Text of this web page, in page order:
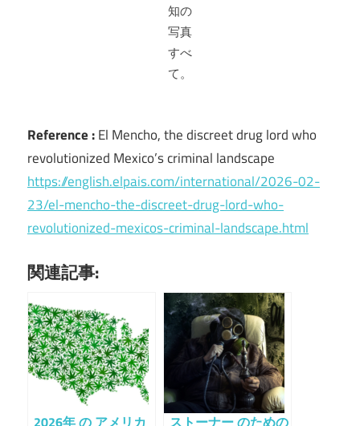
知の
写真
すべ
て。
Reference :El Mencho, the discreet drug lord who
revolutionized Mexico’s criminal landscape
https://english.elpais.com/international/2026-02-
23/el-mencho-the-discreet-drug-lord-who-
revolutionized-mexicos-criminal-landscape.html
関連記事:
2026年 の アメリカ
ストーナー のための